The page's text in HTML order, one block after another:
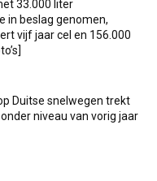
33.000 liter
in beslag genomen,
vijf jaar cel en 156.000
Duitse snelwegen trekt
niveau van vorig jaar